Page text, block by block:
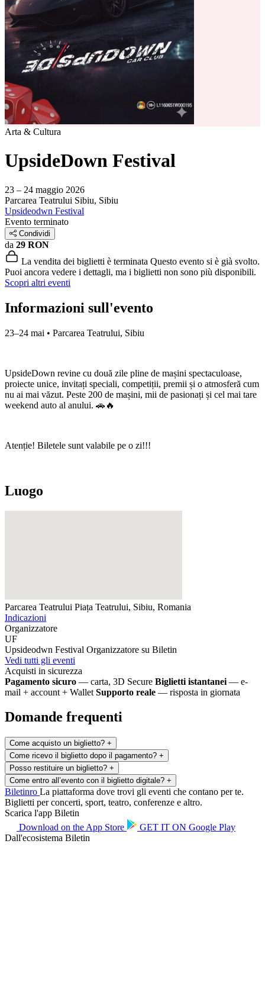
Arta & Cultura
UpsideDown Festival
23 – 24 maggio 2026
Parcarea Teatrului Sibiu, Sibiu
Upsideodwn Festival
Evento terminato
Condividi
da 29 RON
La vendita dei biglietti è terminata Questo evento si è già svolto.
Puoi ancora vedere i dettagli, ma i biglietti non sono più disponibili.
Scopri altri eventi
Informazioni sull'evento
23–24 mai • Parcarea Teatrului, Sibiu
UpsideDown revine cu două zile pline de mașini spectaculoase,
proiecte unice, invitați speciali, competiții, premii și o atmosferă cum
nu ai mai văzut. Peste 200 de mașini, mii de pasionați și cel mai tare
weekend auto al anului. 🚗🔥
Atenție! Biletele sunt valabile pe o zi!!!
Luogo
Parcarea Teatrului Piața Teatrului, Sibiu, Romania
Indicazioni
Organizzatore
UF
Upsideodwn Festival Organizzatore su Biletin
Vedi tutti gli eventi
Acquisti in sicurezza
Pagamento sicuro — carta, 3D Secure Biglietti istantanei — e-
mail + account + Wallet Supporto reale — risposta in giornata
Domande frequenti
Come acquisto un biglietto? +
Come ricevo il biglietto dopo il pagamento? +
Posso restituire un biglietto? +
Come entro all’evento con il biglietto digitale? +
Biletinro La piattaforma dove trovi gli eventi che contano per te.
Biglietti per concerti, sport, teatro, conferenze e altro.
Scarica l'app Biletin
Download on the App Store GET IT ON Google Play
Dall'ecosistema Biletin